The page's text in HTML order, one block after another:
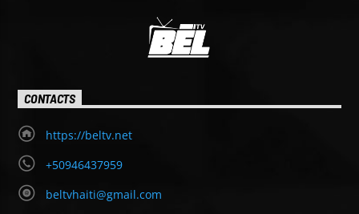
CONTACTS
https://beltv.net
+50946437959
beltvhaiti@gmail.com